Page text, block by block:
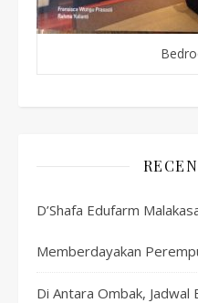
D’Shafa Edufarm
Memberdayakan
Di Antara Ombak, Jadwal